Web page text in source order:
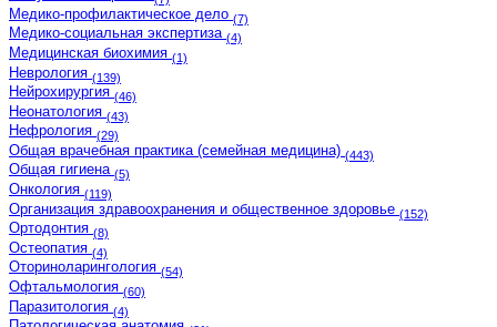
Медико-профилактическое дело (7)
Медико-социальная экспертиза (4)
Медицинская биохимия (1)
Неврология (139)
Нейрохирургия (46)
Неонатология (43)
Нефрология (29)
Общая врачебная практика (семейная медицина) (443)
Общая гигиена (5)
Онкология (119)
Организация здравоохранения и общественное здоровье (152)
Ортодонтия (8)
Остеопатия (4)
Оториноларингология (54)
Офтальмология (60)
Паразитология (4)